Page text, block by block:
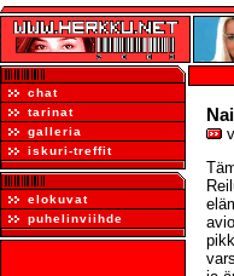
chat
tarinat
galleria
iskuri-treffit
elokuvat
puhelinviihde